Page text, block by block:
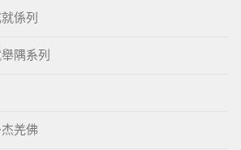
係列
隅系列
羌佛